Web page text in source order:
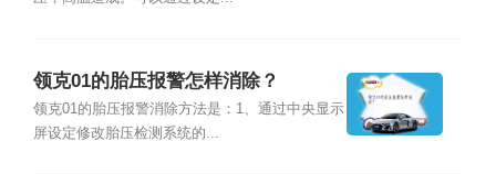
领克01的胎压报警怎样消除？
领克01的胎压报警消除方法是：1、通过中央显示
屏设定修改胎压检测系统的...